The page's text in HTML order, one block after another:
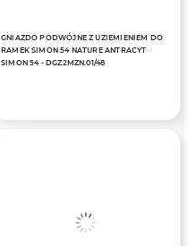
GNIAZDO PODWÓJNE Z UZIEMIENIEM DO
RAMEK SIMON 54 NATURE ANTRACYT
SIMON 54 - DGZ2MZN.01/48